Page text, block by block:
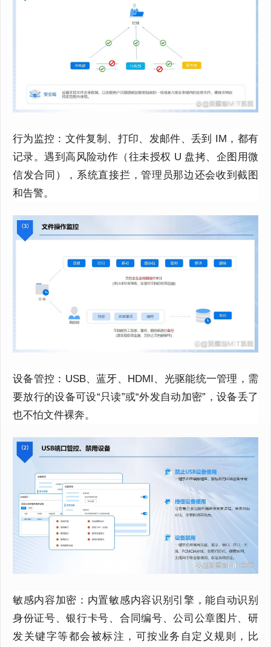
行为监控 ： 文件复制、打印、发邮件、丢到 IM ，都有
记录。遇到高风险动作（往未授权 U盘拷、企图用微
信发合同），系统直接拦，管理员那边还会收到截图
和告警。
设备管控 ： USB、蓝牙、 HDMI、光驱能统一管理，需
要放行的设备可设“只读”或“外发自动加密”，设备丢了
也不怕文件裸奔。
敏感内容加密： 内置敏感内容识别引擎 ，能自动识别
身份证号、银行卡号、合同编号、公司公章图片、研
发关键字等都会被标注，可按业务自定义规则，比